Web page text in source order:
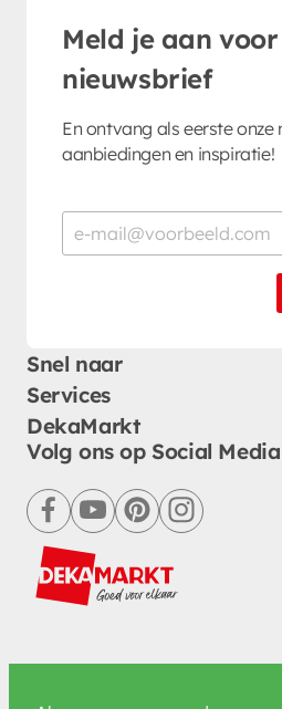
Meld je aan
nieuwsbrief
En ontvang als eerste onze
aanbiedingen en inspiratie!
Snel naar
Services
DekaMarkt
Volg ons op Social Media
facebookyoutubepinterestinstagram